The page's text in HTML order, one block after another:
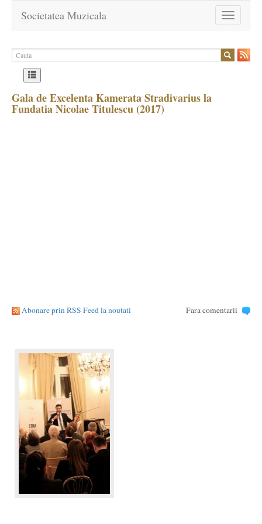
Toggle
navigation
Societatea Muzicala
Gala de Excelenta Kamerata Stradivarius la
Fundatia Nicolae Titulescu (2017)
Abonare prin RSS Feed la noutati Fara comentarii